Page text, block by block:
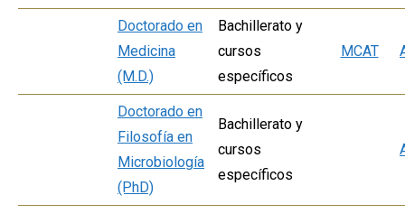
Doctorado en
Medicina
(M.D.)
Bachillerato y
cursos
específicos
MCAT
Doctorado en
Filosofía en
Microbiología
(PhD)
Bachillerato y
cursos
específicos